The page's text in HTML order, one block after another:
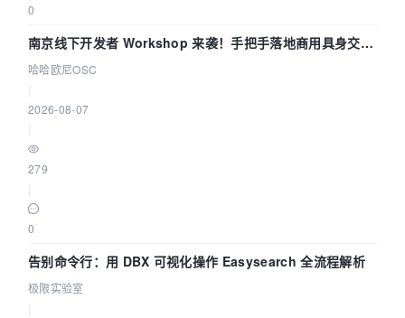
0
南京线下开发者 Workshop 来袭！手把手落地商用具身交互
智能 Agent 应用
哈哈欧尼OSC
2026-08-07
279
0
告别命令行：用 DBX 可视化操作 Easysearch 全流程解析
极限实验室